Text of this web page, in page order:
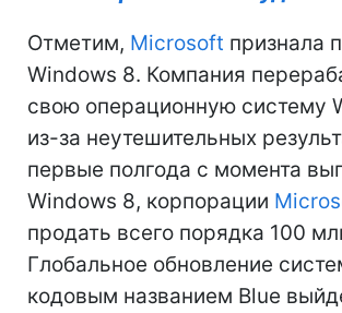
Отметим, Microsoft признала
Windows 8. Компания
свою операционную систему
из-за неутешительных
первые полгода с момента
Windows 8, корпорации
продать всего порядка 100
Глобальное обновление
кодовым названием Blue